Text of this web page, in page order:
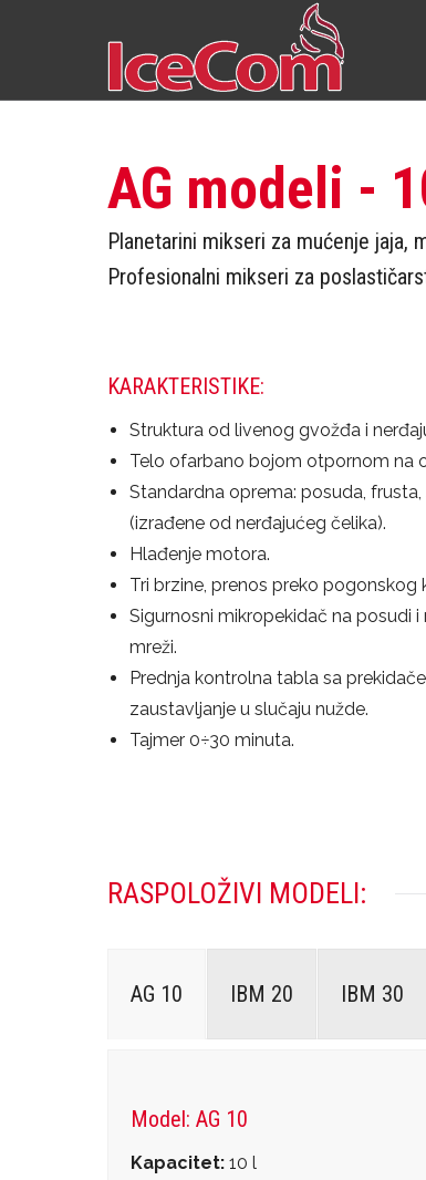
AG modeli -
Planetarini mikseri za mućenje jaja,
Profesionalni mikseri za
KARAKTERISTIKE:
Struktura od livenog gvožđa i
Telo ofarbano bojom otpornom na
Standardna oprema: posuda,
(izrađene od nerđajućeg čelika).
Hlađenje motora.
Tri brzine, prenos preko pogonskog
Sigurnosni mikropekidač na posudi i
mreži.
Prednja kontrolna tabla sa
zaustavljanje u slučaju nužde.
Tajmer 0÷30 minuta.
RASPOLOŽIVI MODELI:
AG 10 IBM 20 IBM 30
Model: AG 10
Kapacitet: 10 l